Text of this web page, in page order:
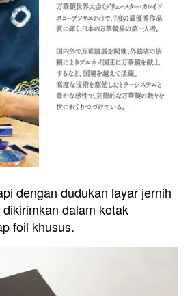
dengan dudukan layar jernih
dalam kotak
foil khusus.